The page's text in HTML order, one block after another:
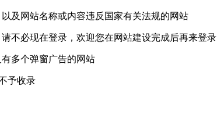
及网站名称或内容违反国家有关法规的网站
不必现在登录，欢迎您在网站建设完成后再来登录
多个弹窗广告的网站
予收录